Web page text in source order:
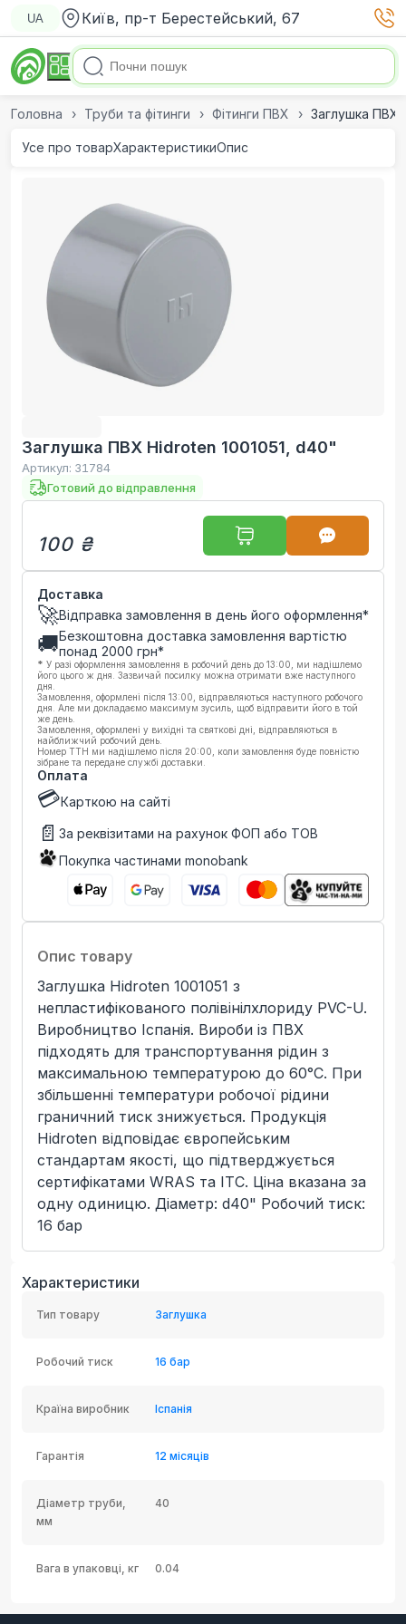
UA Київ, пр-т Берестейський, 67
Головна Труби та фітинги Фітинги ПВХ Заглушка ПВХ
Усе про товарХарактеристикиОпис
Заглушка ПВХ Hidroten 1001051, d40"
Артикул: 31784
Готовий до відправлення
100 ₴
Доставка
🚀Відправка замовлення в день його оформлення*
🚚Безкоштовна доставка замовлення вартістю
понад 2000 грн*
* У разі оформлення замовлення в робочий день до 13:00, ми надішлемо
його цього ж дня. Зазвичай посилку можна отримати вже наступного
дня.
Замовлення, оформлені після 13:00, відправляються наступного робочого
дня. Але ми докладаємо максимум зусиль, щоб відправити його в той
же день.
Замовлення, оформлені у вихідні та святкові дні, відправляються в
найближчий робочий день.
Номер ТТН ми надішлемо після 20:00, коли замовлення буде повністю
зібране та передане службі доставки.
Оплата
💳Карткою на сайті
📄 За реквізитами на рахунок ФОП або ТОВ
Покупка частинами monobank
Опис товару
Заглушка Hidroten 1001051 з
непластифікованого полівінілхлориду PVC-U.
Виробництво Іспанія. Вироби із ПВХ
підходять для транспортування рідин з
максимальною температурою до 60°C. При
збільшенні температури робочої рідини
граничний тиск знижується. Продукція
Hidroten відповідає європейським
стандартам якості, що підтверджується
сертифікатами WRAS та ITC. Ціна вказана за
одну одиницю. Діаметр: d40" Робочий тиск:
16 бар
Характеристики
Тип товару Заглушка
Робочий тиск 16 бар
Країна виробник Іспанія
Гарантія 12 місяців
Діаметр труби,
мм
40
Вага в упаковці, кг 0.04